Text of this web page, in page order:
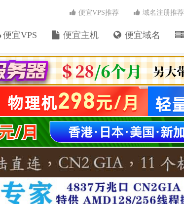
便宜VPS 便宜主机 便宜域名
便宜VPS推荐 域名注册推荐